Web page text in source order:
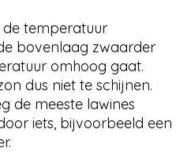
de temperatuur
bovenlaag zwaarder
omhoog gaat.
dus niet te schijnen.
de meeste lawines
iets, bijvoorbeeld een